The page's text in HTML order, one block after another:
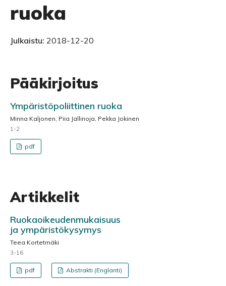
ruoka
Julkaistu: 2018-12-20
Pääkirjoitus
Ympäristöpoliittinen ruoka
Minna Kaljonen, Piia Jallinoja, Pekka Jokinen
1-2
pdf
Artikkelit
Ruokaoikeudenmukaisuus
ja ympäristökysymys
Teea Kortetmäki
3-16
pdf Abstrakti (Englanti)